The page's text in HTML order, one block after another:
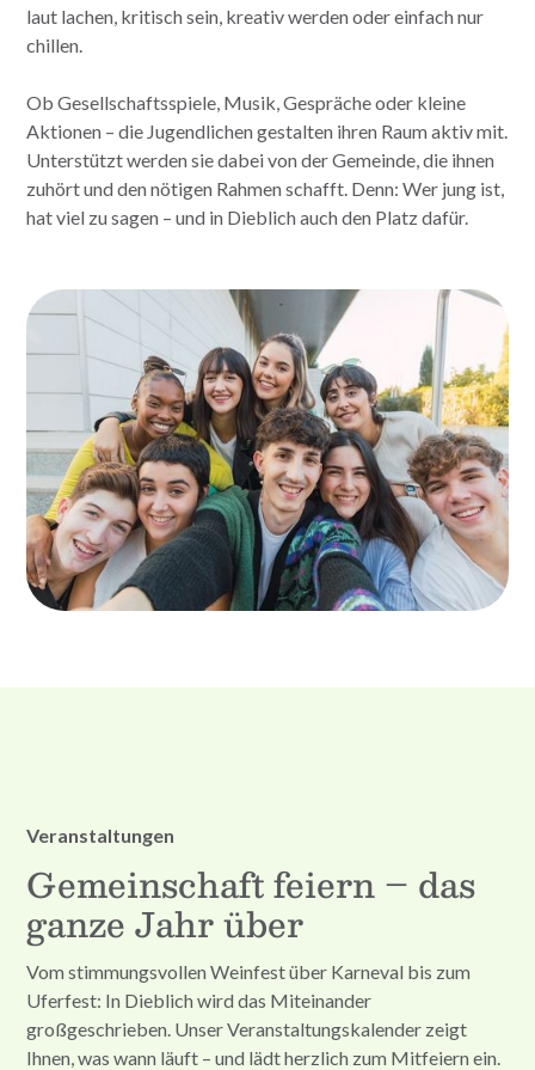
laut lachen, kritisch sein, kreativ werden oder einfach nur
chillen.
Ob Gesellschaftsspiele, Musik, Gespräche oder kleine
Aktionen – die Jugendlichen gestalten ihren Raum aktiv mit.
Unterstützt werden sie dabei von der Gemeinde, die ihnen
zuhört und den nötigen Rahmen schafft. Denn: Wer jung ist,
hat viel zu sagen – und in Dieblich auch den Platz dafür.
Veranstaltungen
Gemeinschaft feiern – das
ganze Jahr über
Vom stimmungsvollen Weinfest über Karneval bis zum
Uferfest: In Dieblich wird das Miteinander
großgeschrieben. Unser Veranstaltungskalender zeigt
Ihnen, was wann läuft – und lädt herzlich zum Mitfeiern ein.